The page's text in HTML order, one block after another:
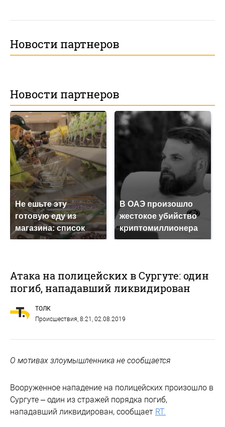
Новости партнеров
Новости партнеров
Не ешьте эту
готовую еду из
магазина: список
В ОАЭ произошло
жестокое убийство
криптомиллионера
Атака на полицейских в Сургуте: один
погиб, нападавший ликвидирован
ТОЛК
Происшествия, 8:21, 02.08.2019
О мотивах злоумышленника не сообщается
Вооруженное нападение на полицейских произошло в
Сургуте – один из стражей порядка погиб,
нападавший ликвидирован, сообщает RT.